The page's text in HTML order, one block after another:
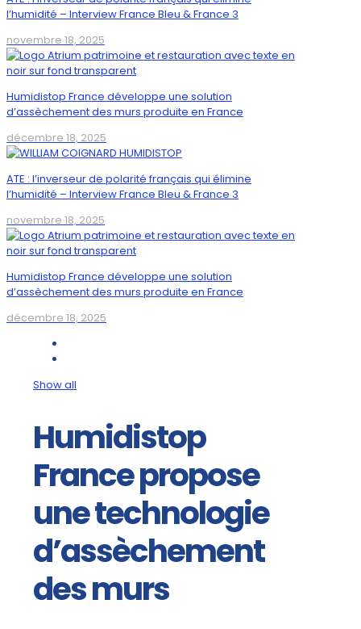
l’humidité – Interview France Bleu & France 3
novembre 18, 2025
Humidistop France développe une solution
d’assèchement des murs produite en France
décembre 18, 2025
ATE : l’inverseur de polarité français qui élimine
l’humidité – Interview France Bleu & France 3
novembre 18, 2025
Humidistop France développe une solution
d’assèchement des murs produite en France
décembre 18, 2025
Show all
Humidistop
France propose
une technologie
d’assèchement
des murs